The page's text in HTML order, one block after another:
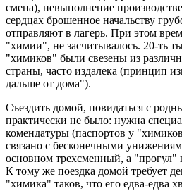
смена), невыполнение
сердцах брошенное начальству
отправляют в лагерь. При этом
"химии", не засчитывалось. 20-ть
"химиков" были свезены из
страны, часто издалека (принцип
дальше от дома").
Съездить домой, повидаться с
практически не было: нужна
комендатуры (паспортов у
связано с бесконечными
основном трехсменный, а "прогул"
К тому же поездка домой требует
"химика" таков, что его едва-едва